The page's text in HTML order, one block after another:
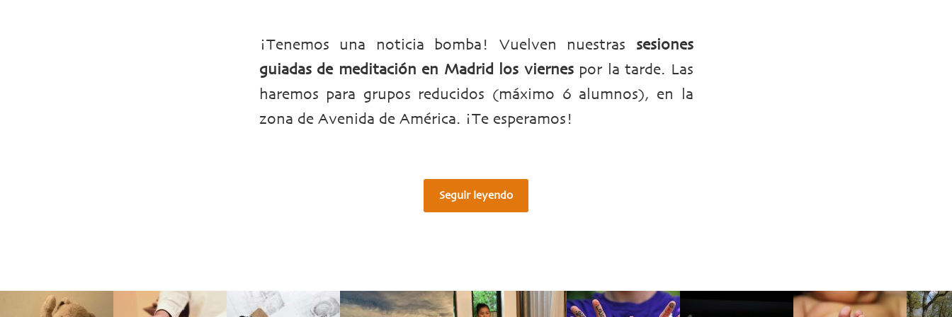
¡Tenemos una noticia bomba! Vuelven nuestras sesiones
guiadas de meditación en Madrid los viernespor la tarde. Las
haremos para grupos reducidos (máximo 6 alumnos), en la
zona de Avenida de América. ¡Te esperamos!
Seguir leyendo